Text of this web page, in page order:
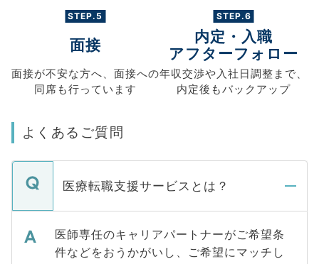
STEP.5
面接
面接が不安な方へ、 面接への
同席も行っています
STEP.6
内定・入職
アフターフォロー
年収交渉や入社日調整まで、
内定後もバックアップ
よくあるご質問
医療転職支援サービスとは？
医師専任のキャリアパートナーがご希望条
件などをおうかがいし、ご希望にマッチし